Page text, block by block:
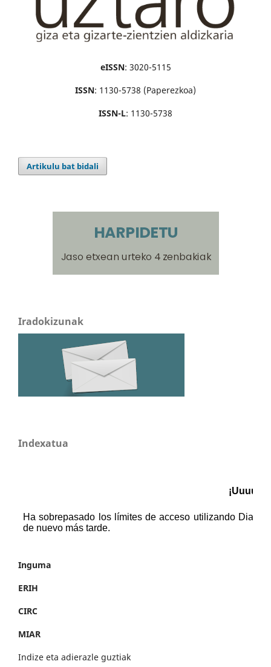
eISSN: 3020-5115
ISSN: 1130-5738 (Paperezkoa)
ISSN-L: 1130-5738
Artikulu bat bidali
Iradokizunak
Indexatua
Inguma
ERIH
CIRC
MIAR
Indize eta adierazle guztiak